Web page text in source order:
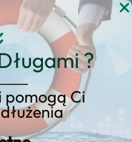
?
pomogą Ci